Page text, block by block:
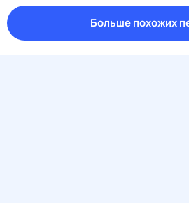
Больше похожих